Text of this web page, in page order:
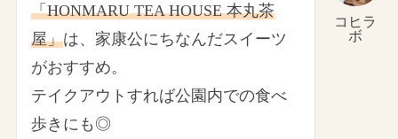
コヒラ
ボ
「HONMARU TEA HOUSE 本丸茶
屋」は、家康公にちなんだスイーツ
がおすすめ。
テイクアウトすれば公園内での食べ
歩きにも◎